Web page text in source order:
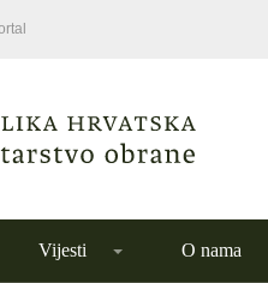
Vijesti O nama